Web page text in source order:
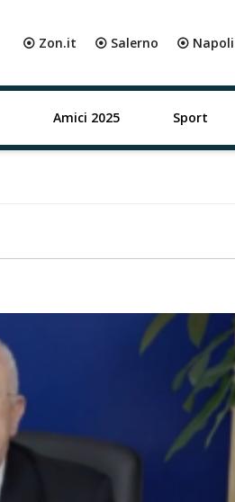
⦿ Zon.it ⦿ Salerno ⦿ Napoli
Amici 2025 Sport